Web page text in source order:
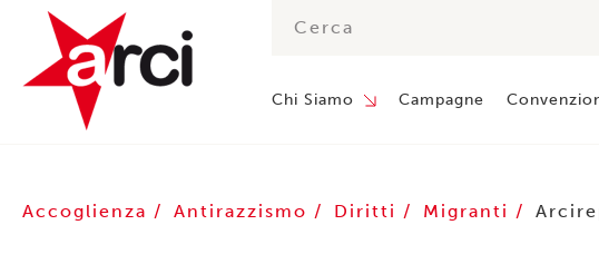
Chi Siamo Campagne
Accoglienza Antirazzismo Diritti Migranti